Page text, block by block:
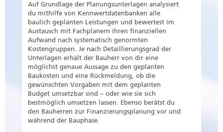
Auf Grundlage der Planungsunterlagen analysiert
du mithilfe von Kennwertdatenbanken alle
baulich geplanten Leistungen und bewertest im
Austausch mit Fachplanern ihren finanziellen
Aufwand nach systematisch genormten
Kostengruppen. Je nach Detaillierungsgrad der
Unterlagen erhält der Bauherr von dir eine
möglichst genaue Aussage zu den geplanten
Baukosten und eine Rückmeldung, ob die
gewünschten Vorgaben mit dem geplanten
Budget umsetzbar sind – oder wie sie sich
bestmöglich umsetzen lassen. Ebenso berätst du
den Bauherren zur Finanzierungsplanung vor und
während der Bauphase.